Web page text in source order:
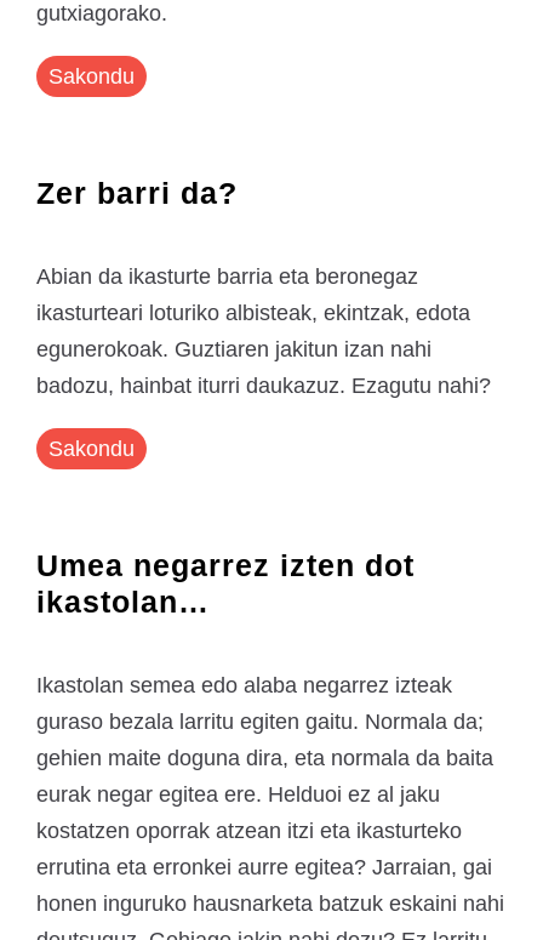
gutxiagorako.
Sakondu
Zer barri da?
Abian da ikasturte barria eta beronegaz
ikasturteari loturiko albisteak, ekintzak, edota
egunerokoak. Guztiaren jakitun izan nahi
badozu, hainbat iturri daukazuz. Ezagutu nahi?
Sakondu
Umea negarrez izten dot
ikastolan…
Ikastolan semea edo alaba negarrez izteak
guraso bezala larritu egiten gaitu. Normala da;
gehien maite doguna dira, eta normala da baita
eurak negar egitea ere. Helduoi ez al jaku
kostatzen oporrak atzean itzi eta ikasturteko
errutina eta erronkei aurre egitea? Jarraian, gai
honen inguruko hausnarketa batzuk eskaini nahi